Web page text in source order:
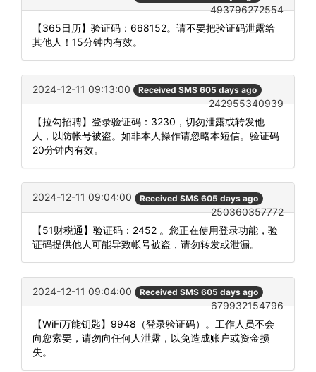
493796272554
【365日历】验证码：668152。请不要把验证码泄露给
其他人！15分钟内有效。
2024-12-11 09:13:00 Received SMS 605 days ago
242955340939
【拉勾招聘】登录验证码：3230，切勿泄露或转发他
人，以防帐号被盗。如非本人操作请忽略本短信。验证码
20分钟内有效。
2024-12-11 09:04:00 Received SMS 605 days ago
250360357772
【51财税通】验证码：2452 。您正在使用登录功能，验
证码提供他人可能导致帐号被盗，请勿转发或泄漏。
2024-12-11 09:04:00 Received SMS 605 days ago
679932154796
【WiFi万能钥匙】9948（登录验证码）。工作人员不会
向您索要，请勿向任何人泄露，以免造成账户或资金损
失。